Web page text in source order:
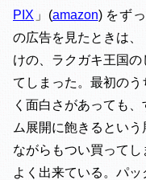
PIX 」(amazon) をず
の広告を見たときは
けの、ラクガキ王国
てしまった。最初の
く面白さがあっても
ム展開に飽きるとい
ながらもつい買ってし
よく出来ている。パ